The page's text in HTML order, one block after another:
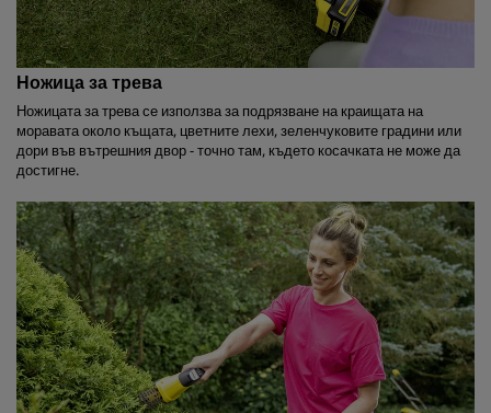
Ножица за трева
Ножицата за трева се използва за подрязване на краищата на
моравата около къщата, цветните лехи, зеленчуковите градини или
дори във вътрешния двор - точно там, където косачката не може да
достигне.